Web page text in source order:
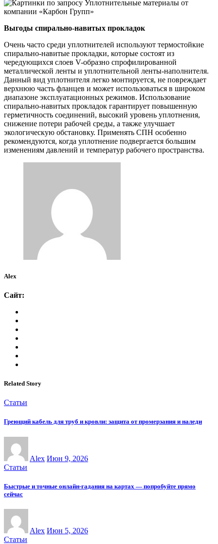
Выгоды спирально-навитых прокладок
Очень часто среди уплотнителей используют термостойкие
спирально-навитые прокладки, которые состоят из
чередующихся слоев V-образно спрофилированной
металлической ленты и уплотнительной ленты-наполнителя.
Данный вид уплотнителя легко монтируется, не повреждает
верхнюю часть фланцев и может использоваться в широком
диапазоне эксплуатационных режимов. Использование
спирально-навитых прокладок гарантирует повышенную
герметичность соединений, высокий уровень уплотнения,
снижение потери рабочей среды, а также улучшает
экологическую обстановку. Применять СПН особенно
рекомендуются, когда уплотнение подвергается большим
изменениям давлений и температур рабочего пространства.
Alex
Сайт:
Related Story
Статьи
Греющий кабель для труб и кровли: защита от промерзания и наледи
Alex Июн 9, 2026
Статьи
Быстрые и точные онлайн-гадания на картах — попробуйте прямо
сейчас
Alex Июн 5, 2026
Статьи